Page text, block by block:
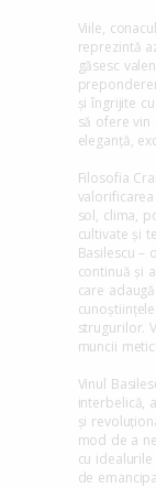
Viile,
reprezintă
găsesc
și îngrijite
să ofere vin
eleganță,
Filosofia
sol, clima,
cultivate și
Basilescu –
continuă și
care
strugurilor.
muncii
Vinul
interbelică,
și
mod de a
cu
de